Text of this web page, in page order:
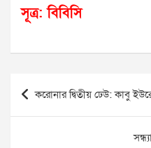
সূত্র: বিবিসি
Post
navigation
করোনার দ্বিতীয় ঢেউ: কাবু